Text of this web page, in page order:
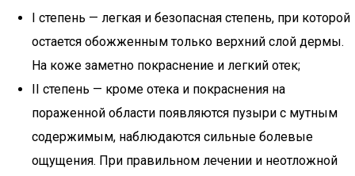
I степень — легкая и безопасная степень, при которой
остается обожженным только верхний слой дермы.
На коже заметно покраснение и легкий отек;
II степень — кроме отека и покраснения на
пораженной области появляются пузыри с мутным
содержимым, наблюдаются сильные болевые
ощущения. При правильном лечении и неотложной